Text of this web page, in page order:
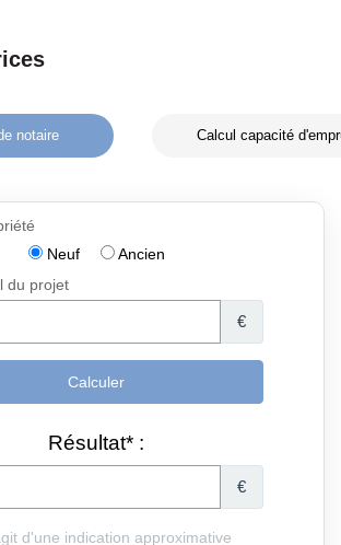
notaire Calcul capacité